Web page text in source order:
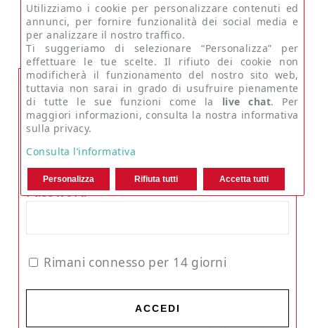
ACCEDI.
Indirizzo email
Password
Rimani connesso per 14 giorni
ACCEDI
Utilizziamo i cookie per personalizzare contenuti ed
annunci, per fornire funzionalità dei social media e
per analizzare il nostro traffico.
Ti suggeriamo di selezionare “Personalizza” per
effettuare le tue scelte. Il rifiuto dei cookie non
modificherà il funzionamento del nostro sito web,
tuttavia non sarai in grado di usufruire pienamente
di tutte le sue funzioni come la live chat. Per
maggiori informazioni, consulta la nostra informativa
sulla privacy.
Consulta l’informativa
Personalizza Rifiuta tutti Accetta tutti